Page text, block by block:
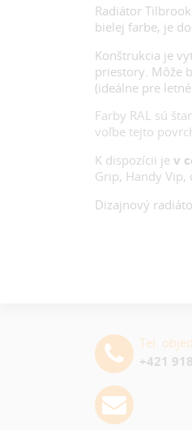
Radiátor
bielej farbe, je
Konštrukcia je
priestory. Môže
(ideálne pre
Farby RAL sú
voľbe tejto
K dispozícii je v
Grip, Handy
Dizajnový
Tel.
+421